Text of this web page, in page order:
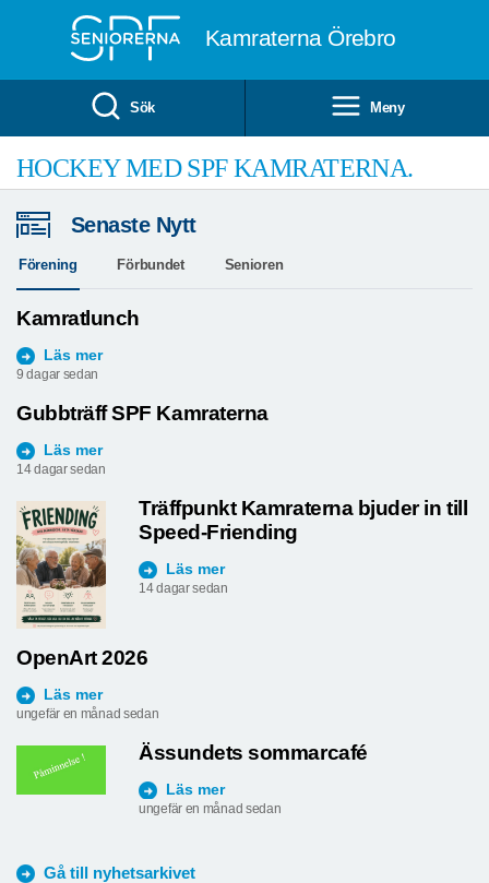
Kamraterna Örebro
Sök Meny
HOCKEY MED SPF KAMRATERNA.
Läs hrla inbjudan klicka här
Senaste Nytt
Förening Förbundet Senioren
Kamratlunch
Läs mer
9 dagar sedan
Gubbträff SPF Kamraterna
Läs mer
14 dagar sedan
Träffpunkt Kamraterna bjuder in till
Speed-Friending
Läs mer
14 dagar sedan
OpenArt 2026
Läs mer
ungefär en månad sedan
Ässundets sommarcafé
Läs mer
ungefär en månad sedan
Gå till nyhetsarkivet